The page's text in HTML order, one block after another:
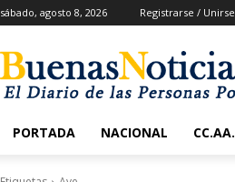
sábado, agosto 8, 2026 Registrarse / Unirse
PORTADA NACIONAL CC.AA.